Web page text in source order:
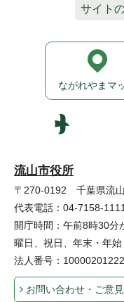
サイト
流山市役所
〒270-0192 千葉県流
代表電話：04-7158-
開庁時間：午前8時30
曜日、祝日、年末・年始
法人番号：
お問い合わせ・ご意
ながれやまマ